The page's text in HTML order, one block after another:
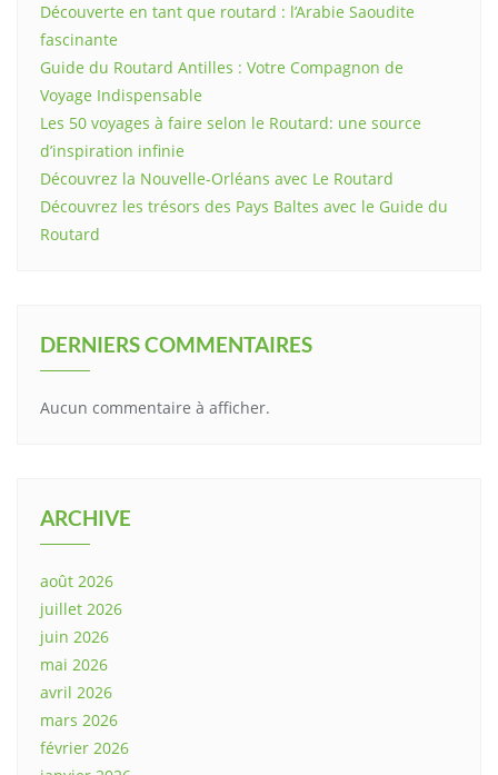
Découverte en tant que routard : l’Arabie Saoudite
fascinante
Guide du Routard Antilles : Votre Compagnon de
Voyage Indispensable
Les 50 voyages à faire selon le Routard: une source
d’inspiration infinie
Découvrez la Nouvelle-Orléans avec Le Routard
Découvrez les trésors des Pays Baltes avec le Guide du
Routard
DERNIERS COMMENTAIRES
Aucun commentaire à afficher.
ARCHIVE
août 2026
juillet 2026
juin 2026
mai 2026
avril 2026
mars 2026
février 2026